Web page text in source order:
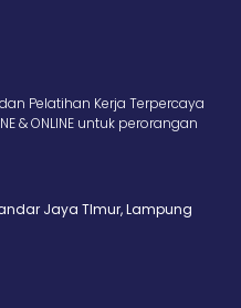
Pelatihan Kerja Terpercaya
& ONLINE untuk perorangan
Jaya TImur, Lampung